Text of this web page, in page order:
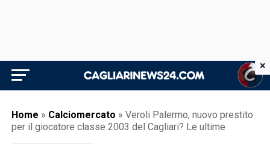
Home » Calciomercato » Veroli Palermo, nuovo prestito
per il giocatore classe 2003 del Cagliari? Le ultime
×